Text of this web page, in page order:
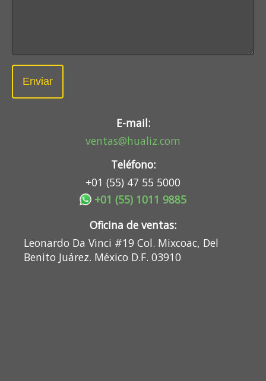
Enviar
E-mail:
ventas@hualiz.com
Teléfono:
+01 (55) 47 55 5000
+01 (55) 1011 9885
Oficina de ventas:
Leonardo Da Vinci #19 Col. Mixcoac, Del
Benito Juárez. México D.F. 03910